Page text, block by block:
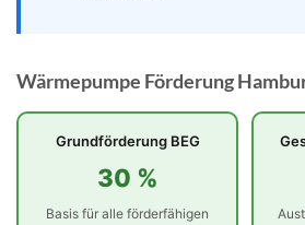
Wärmepumpe Förderung
Grundförderung BEG
30 %
Basis für alle förderfähigen